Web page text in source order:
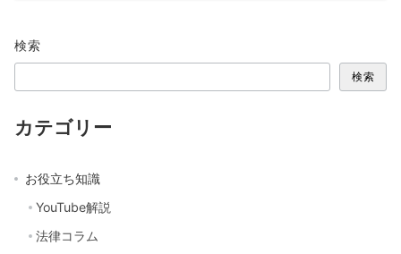
検索
検索
カテゴリー
お役立ち知識
YouTube解説
法律コラム